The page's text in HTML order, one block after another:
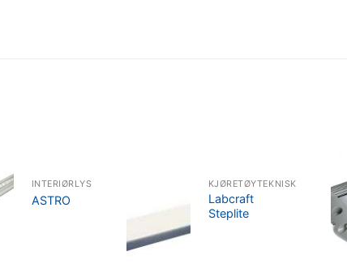
INTERIØRLYS
ASTRO
KJØRETØYTEKNISK
Labcraft
Steplite